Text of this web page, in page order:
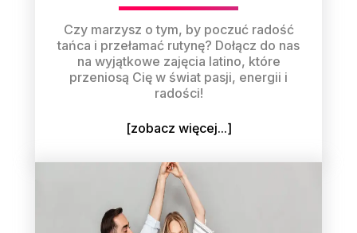
Czy marzysz o tym, by poczuć radość
tańca i przełamać rutynę? Dołącz do nas
na wyjątkowe zajęcia latino, które
przeniosą Cię w świat pasji, energii i
radości!
[zobacz więcej...]